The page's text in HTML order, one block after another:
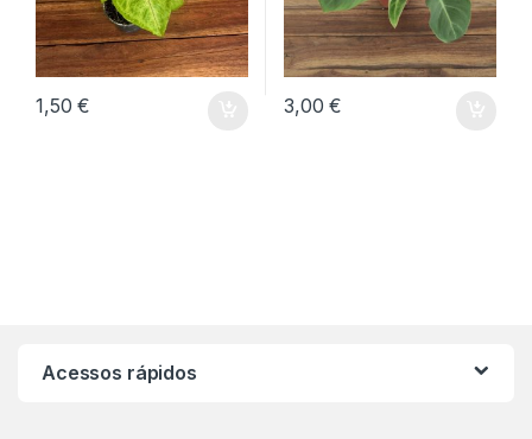
1,50€ 3,00€
Acessos rápidos